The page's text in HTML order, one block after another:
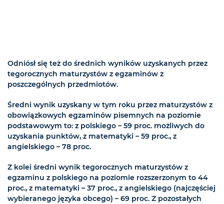
Odniósł się też do średnich wyników uzyskanych przez
tegorocznych maturzystów z egzaminów z
poszczególnych przedmiotów.
Średni wynik uzyskany w tym roku przez maturzystów z
obowiązkowych egzaminów pisemnych na poziomie
podstawowym to: z polskiego – 59 proc. możliwych do
uzyskania punktów, z matematyki – 59 proc., z
angielskiego – 78 proc.
Z kolei średni wynik tegorocznych maturzystów z
egzaminu z polskiego na poziomie rozszerzonym to 44
proc., z matematyki – 37 proc., z angielskiego (najczęściej
wybieranego języka obcego) – 69 proc. Z pozostałych